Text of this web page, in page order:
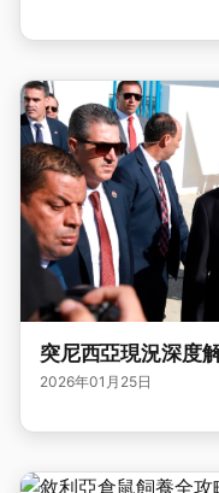
突尼西亞現況深度
2026年01月25日